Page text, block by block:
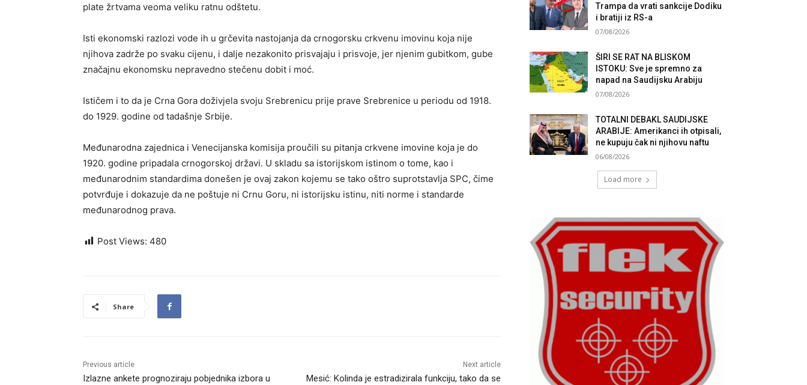
plate žrtvama veoma veliku ratnu odštetu.
Isti ekonomski razlozi vode ih u grčevita nastojanja da crnogorsku crkvenu imovinu koja nije
njihova zadrže po svaku cijenu, i dalje nezakonito prisvajaju i prisvoje, jer njenim gubitkom, gube
značajnu ekonomsku nepravedno stečenu dobit i moć.
Ističem i to da je Crna Gora doživjela svoju Srebrenicu prije prave Srebrenice u periodu od 1918.
do 1929. godine od tadašnje Srbije.
Međunarodna zajednica i Venecijanska komisija proučili su pitanja crkvene imovine koja je do
1920. godine pripadala crnogorskoj državi. U skladu sa istorijskom istinom o tome, kao i
međunarodnim standardima donešen je ovaj zakon kojemu se tako oštro suprotstavlja SPC, čime
potvrđuje i dokazuje da ne poštuje ni Crnu Goru, ni istorijsku istinu, niti norme i standarde
međunarodnog prava.
Post Views: 480
Share
Previous article
Izlazne ankete prognoziraju pobjednika izbora u
Next article
Mesić: Kolinda je estradizirala funkciju, tako da se
Trampa da vrati sankcije Dodiku
i bratiji iz RS-a
07/08/2026
ŠIRI SE RAT NA BLISKOM
ISTOKU: Sve je spremno za
napad na Saudijsku Arabiju
07/08/2026
TOTALNI DEBAKL SAUDIJSKE
ARABIJE: Amerikanci ih otpisali,
ne kupuju čak ni njihovu naftu
06/08/2026
Load more